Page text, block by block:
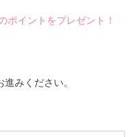
ポイントをプレゼント！
みください。